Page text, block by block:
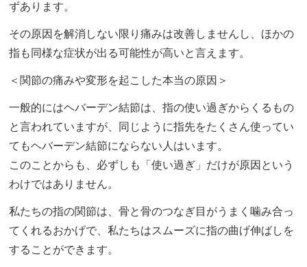
ずあります。
その原因を解消しない限り痛みは改善しませんし、ほかの
指も同様な症状が出る可能性が高いと言えます。
＜関節の痛みや変形を起こした本当の原因＞
一般的にはヘバーデン結節は、指の使い過ぎからくるもの
と言われていますが、同じように指先をたくさん使ってい
てもヘバーデン結節にならない人はいます。
このことからも、必ずしも「使い過ぎ」だけが原因という
わけではありません。
私たちの指の関節は、骨と骨のつなぎ目がうまく噛み合っ
てくれるおかげで、私たちはスムーズに指の曲げ伸ばしを
することができます。